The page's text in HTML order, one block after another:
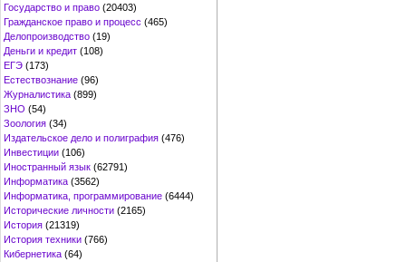
Государство и право (20403)
Гражданское право и процесс (465)
Делопроизводство (19)
Деньги и кредит (108)
ЕГЭ (173)
Естествознание (96)
Журналистика (899)
ЗНО (54)
Зоология (34)
Издательское дело и полиграфия (476)
Инвестиции (106)
Иностранный язык (62791)
Информатика (3562)
Информатика, программирование (6444)
Исторические личности (2165)
История (21319)
История техники (766)
Кибернетика (64)